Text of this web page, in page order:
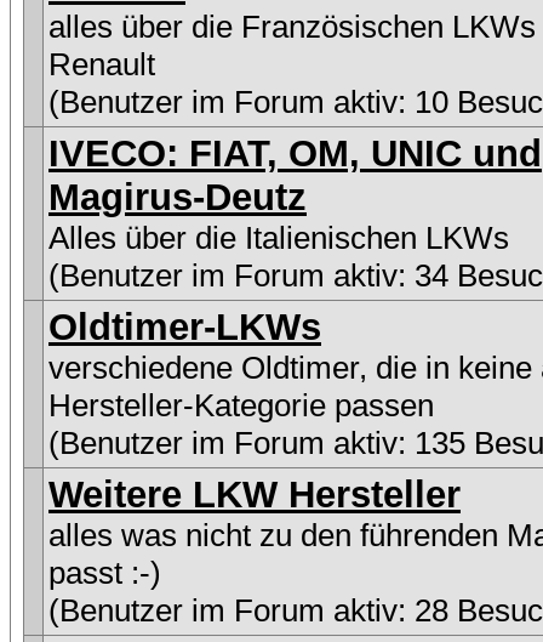
alles über die Französischen LKWs
Renault
(Benutzer im Forum aktiv: 10
IVECO: FIAT, OM, UNIC und
Magirus-Deutz
Alles über die Italienischen LKWs
(Benutzer im Forum aktiv: 34
Oldtimer-LKWs
verschiedene Oldtimer, die in keine
Hersteller-Kategorie passen
(Benutzer im Forum aktiv: 135
Weitere LKW Hersteller
alles was nicht zu den führenden
passt :-)
(Benutzer im Forum aktiv: 28